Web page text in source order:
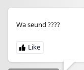
Wa seund ????